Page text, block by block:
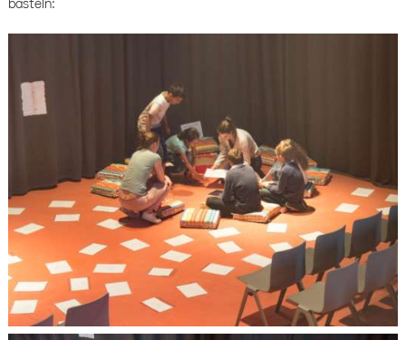
basteln: